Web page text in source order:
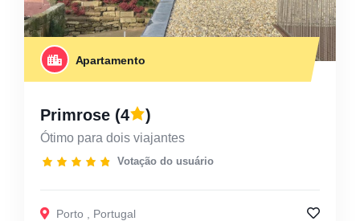
Apartamento
Primrose (4 )
Ótimo para dois viajantes
Votação do usuário
Porto Portugal